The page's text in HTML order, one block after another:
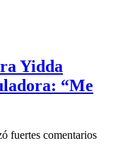
Yidda
“Me
fuertes comentarios